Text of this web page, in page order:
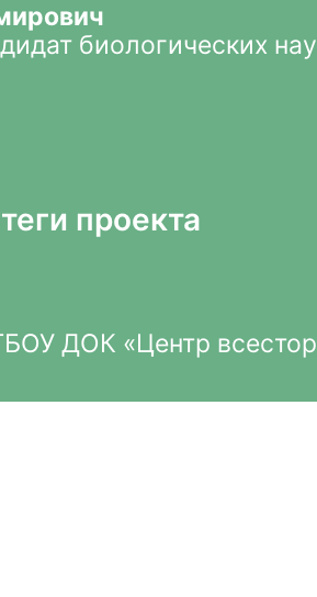
биологических
проекта
ДОК «Центр